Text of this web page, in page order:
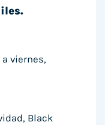
viernes,
Black